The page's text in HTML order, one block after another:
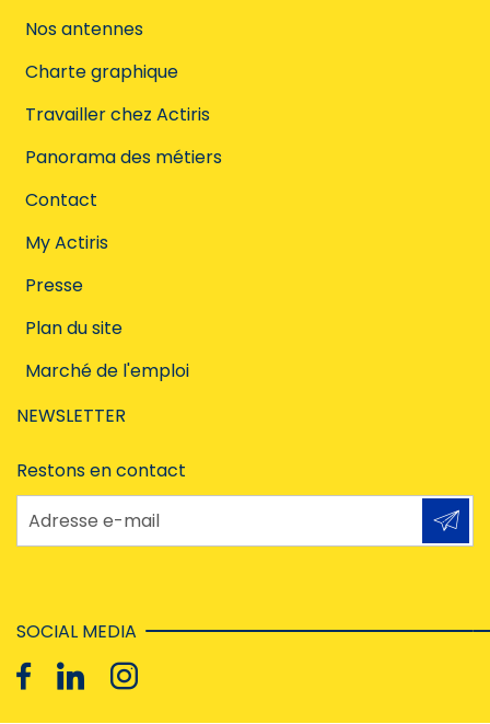
Nos antennes
Charte graphique
Travailler chez Actiris
Panorama des métiers
Contact
My Actiris
Presse
Plan du site
Marché de l'emploi
NEWSLETTER
Restons en contact
Adresse e-mail
SOCIAL MEDIA